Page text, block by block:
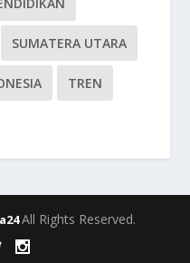
SUMATERA UTARA
TREN
All Rights Reserved.